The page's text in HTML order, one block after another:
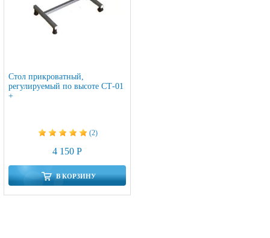
Стол прикроватный,
регулируемый по высоте СТ-01
+
(2)
4 150 Р
В КОРЗИНУ